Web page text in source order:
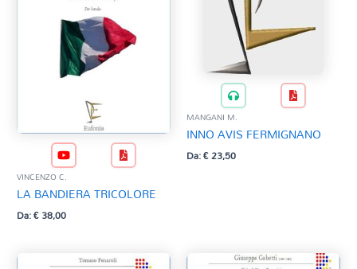
VINCENZO C.
LA BANDIERA TRICOLORE
Da:€38,00
MANGANI M.
INNO AVIS FERMIGNANO
Da:€23,50